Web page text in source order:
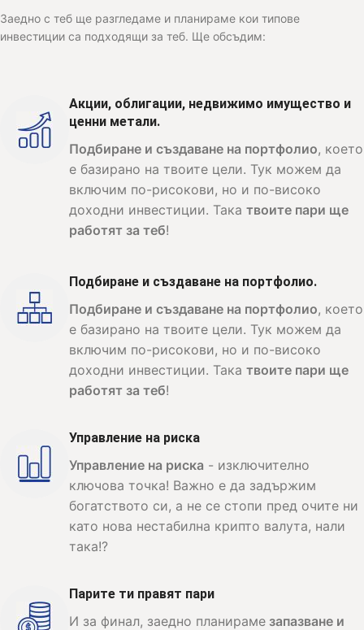
Заедно с теб ще разгледаме и планираме кои типове
инвестиции са подходящи за теб. Ще обсъдим:
Акции, облигации, недвижимо имущество и
ценни метали.
Подбиране и създаване на портфолио, което
е базирано на твоите цели. Тук можем да
включим по-рисокови, но и по-високо
доходни инвестиции. Така твоите пари ще
работят за теб!
Подбиране и създаване на портфолио.
Подбиране и създаване на портфолио, което
е базирано на твоите цели. Тук можем да
включим по-рисокови, но и по-високо
доходни инвестиции. Така твоите пари ще
работят за теб!
Управление на риска
Управление на риска - изключително
ключова точка! Важно е да задържим
богатството си, а не се стопи пред очите ни
като нова нестабилна крипто валута, нали
така!?
Парите ти правят пари
И за финал, заедно планираме запазване и